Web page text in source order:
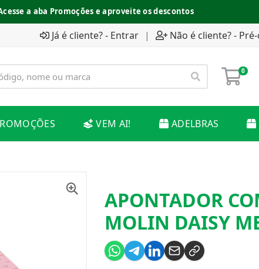
a aba Promoções e aproveite os descontos
Já é cliente? - Entrar | Não é cliente? -
0
VEM AI! ADELBRAS
APONTADOR
MOLIN DAISY